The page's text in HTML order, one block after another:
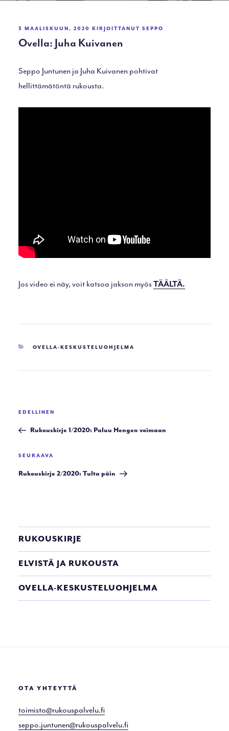
JULKAISTU
3 MAALISKUUN, 2020 KIRJOITTANUT SEPPO
Ovella: Juha Kuivanen
Seppo Juntunen ja Juha Kuivanen pohtivat
hellittämätöntä rukousta.
Jos video ei näy, voit katsoa jakson myösTÄÄLTÄ.
KATEGORIAT
OVELLA-KESKUSTELUOHJELMA
Edellinen
artikkeli
EDELLINEN
Rukouskirje 1/2020: Paluu Hengen voimaan
Seuraava
artikkeli
SEURAAVA
Rukouskirje 2/2020: Tulta päin
RUKOUSKIRJE
ELVISTÄ JA RUKOUSTA
OVELLA-KESKUSTELUOHJELMA
OTA YHTEYTTÄ
toimisto@rukouspalvelu.fi
seppo.juntunen@rukouspalvelu.fi